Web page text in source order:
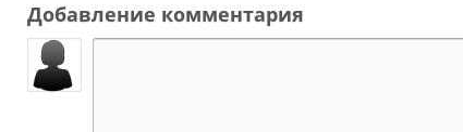
Добавление комментария